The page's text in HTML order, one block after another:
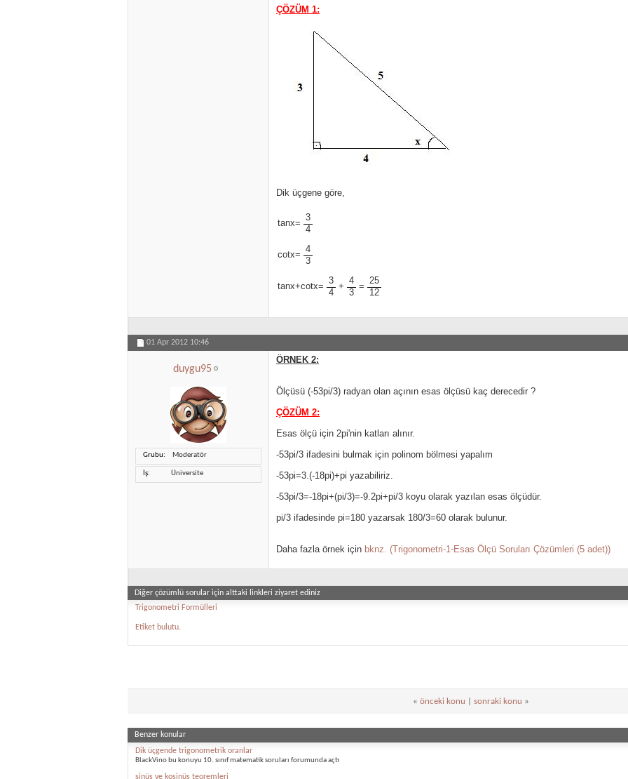
ÇÖZÜM 1:
Dik üçgene göre,
tanx=
3
4
cotx=
4
3
tanx+cotx=
3
4
+
4
3
=
25
12
01 Apr 2012 10:46
duygu95
Grubu Moderatör
İş Üniversite
ÖRNEK 2:
Ölçüsü (-53pi/3) radyan olan açının esas ölçüsü kaç derecedir ?
ÇÖZÜM 2:
Esas ölçü için 2pi'nin katları alınır.
-53pi/3 ifadesini bulmak için polinom bölmesi yapalım
-53pi=3.(-18pi)+pi yazabiliriz.
-53pi/3=-18pi+(pi/3)=-9.2pi+pi/3 koyu olarak yazılan esas ölçüdür.
pi/3 ifadesinde pi=180 yazarsak 180/3=60 olarak bulunur.
Daha fazla örnek için bknz. (Trigonometri-1-Esas Ölçü Soruları Çözümleri (5 adet))
Diğer çözümlü sorular için alttaki linkleri ziyaret ediniz
Trigonometri Formülleri
Etiket bulutu.
« önceki konu sonraki konu »
Benzer konular
Dik üçgende trigonometrik oranlar
BlackVino bu konuyu 10. sınıf matematik soruları forumunda açtı
sinüs ve kosinüs teoremleri